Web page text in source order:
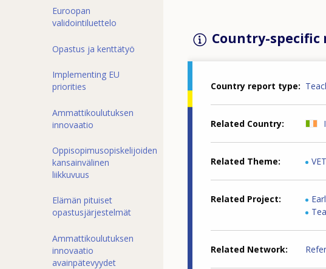
Euroopan
validointiluettelo
Opastus ja kenttätyö
Implementing EU
priorities
Ammattikoulutuksen
innovaatio
Oppisopimusopiskelijoiden
kansainvälinen
liikkuvuus
Elämän pituiset
opastusjärjestelmät
Ammattikoulutuksen
innovaatio
avainpätevyydet
Country-
Country report type
Related Country
Related Theme
Related Project
Related Network